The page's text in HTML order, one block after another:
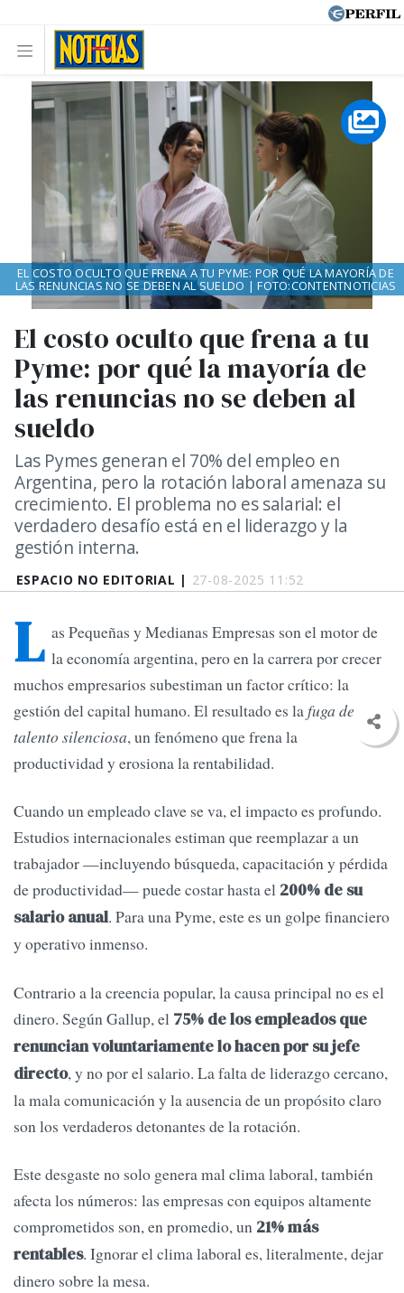
ESPACIO NO EDITORIAL | 27-08-2025 11:52
El costo oculto que frena a tu
Pyme: por qué la mayoría de
las renuncias no se deben al
sueldo
Las Pymes generan el 70% del empleo en
Argentina, pero la rotación laboral amenaza su
crecimiento. El problema no es salarial: el
verdadero desafío está en el liderazgo y la
gestión interna.
EL COSTO OCULTO QUE FRENA A TU PYME: POR QUÉ LA MAYORÍA DE
LAS RENUNCIAS NO SE DEBEN AL SUELDO | FOTO:CONTENTNOTICIAS
L as Pequeñas y Medianas Empresas son el motor de
la economía argentina, pero en la carrera por crecer
muchos empresarios subestiman un factor crítico: la
gestión del capital humano. El resultado es lafuga de
talento silenciosa, un fenómeno que frena la
productividad y erosiona la rentabilidad.
Cuando un empleado clave se va, el impacto es profundo.
Estudios internacionales estiman que reemplazar a un
trabajador —incluyendo búsqueda, capacitación y pérdida
de productividad— puede costar hasta el 200% de su
salario anual. Para una Pyme, este es un golpe financiero
y operativo inmenso.
Contrario a la creencia popular, la causa principal no es el
dinero. Según Gallup, el 75% de los empleados que
renuncian voluntariamente lo hacen por su jefe
directo, y no por el salario. La falta de liderazgo cercano,
la mala comunicación y la ausencia de un propósito claro
son los verdaderos detonantes de la rotación.
Este desgaste no solo genera mal clima laboral, también
afecta los números: las empresas con equipos altamente
comprometidos son, en promedio, un 21% más
rentables. Ignorar el clima laboral es, literalmente, dejar
dinero sobre la mesa.